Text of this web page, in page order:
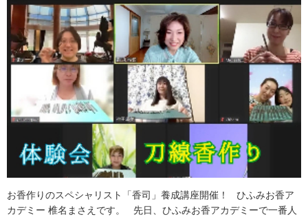
お香作りのスペシャリスト「香司」養成講座開催！ ひふみお香ア
カデミー 椎名まさえです。 先日、ひふみお香アカデミーで一番人